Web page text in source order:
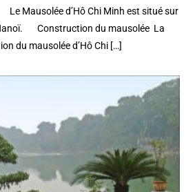
Mausolée d’Hô Chi Minh est situé sur
Construction du mausolée La
du mausolée d’Hô Chi […]